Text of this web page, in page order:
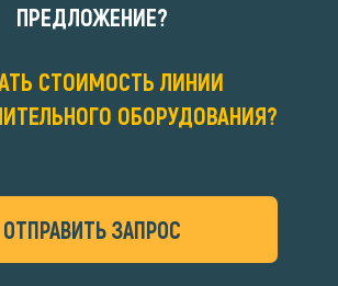
ПРЕДЛОЖЕНИЕ?
СТОИМОСТЬ ЛИНИИ
ОБОРУДОВАНИЯ?
ОТПРАВИТЬ ЗАПРОС